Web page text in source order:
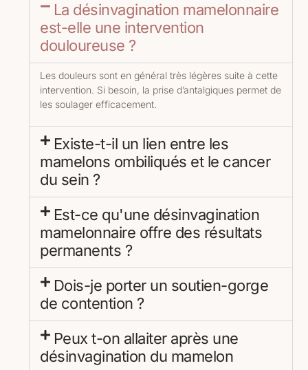
La désinvagination mamelonnaire
est-elle une intervention
douloureuse ?
Les douleurs sont en général très légères suite à cette
intervention. Si besoin, la prise d’antalgiques permet de
les soulager efficacement.
Existe-t-il un lien entre les
mamelons ombiliqués et le cancer
du sein ?
Est-ce qu'une désinvagination
mamelonnaire offre des résultats
permanents ?
Dois-je porter un soutien-gorge
de contention ?
Peux t-on allaiter après une
désinvagination du mamelon